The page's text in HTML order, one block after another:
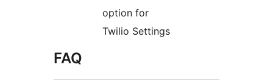
option for
Twilio Settings
FAQ